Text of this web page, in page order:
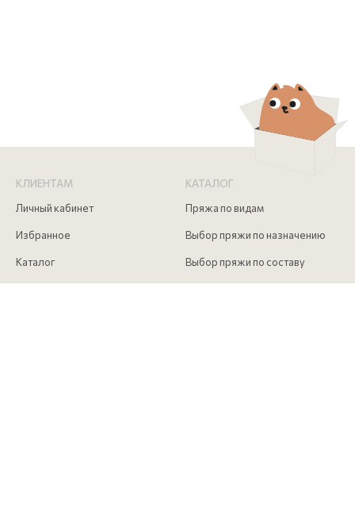
КЛИЕНТАМ
Личный кабинет
Избранное
Каталог
КАТАЛОГ
Пряжа по видам
Выбор пряжи по назначению
Выбор пряжи по составу